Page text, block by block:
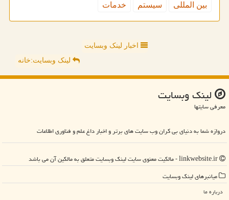
بین المللی
سیستم خدمات
اخبار لینک وبسایت
لینک وبسایت:خانه
لینك وبسایت
معرفی سایتها
دروازه شما به دنیای بی کران وب سایت های برتر و اخبار داغ علم و فناوری اطلاعات
میانبرهای لینك وبسایت
درباره ما